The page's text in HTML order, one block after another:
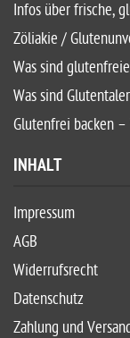
Infos über frische,
Zöliakie /
Was sind
Was sind
Glutenfrei backen –
INHALT
Impressum
AGB
Widerrufsrecht
Datenschutz
Zahlung und Versand